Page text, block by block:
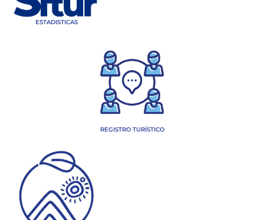
ESTADISTICAS
REGISTRO TURÍSTICO